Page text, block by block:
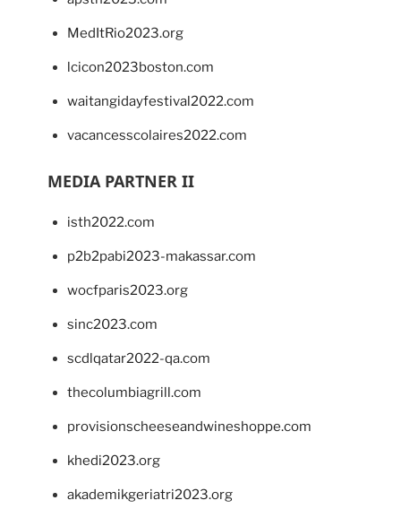
MedItRio2023.org
lcicon2023boston.com
waitangidayfestival2022.com
vacancesscolaires2022.com
MEDIA PARTNER II
isth2022.com
p2b2pabi2023-makassar.com
wocfparis2023.org
sinc2023.com
scdlqatar2022-qa.com
thecolumbiagrill.com
provisionscheeseandwineshoppe.com
khedi2023.org
akademikgeriatri2023.org